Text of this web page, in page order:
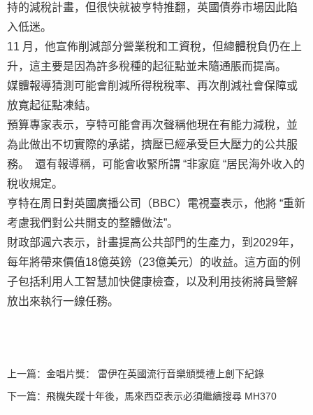
持的減稅計畫，但很快就被亨特推翻，英國債券市場因此陷
入低迷。
11 月，他宣佈削減部分營業稅和工資稅，但總體稅負仍在上
升，這主要是因為許多稅種的起征點並未隨通脹而提高。
媒體報導猜測可能會削減所得稅稅率、再次削減社會保障或
放寬起征點凍結。
預算專家表示，亨特可能會再次聲稱他現在有能力減稅，並
為此做出不切實際的承諾，擠壓已經承受巨大壓力的公共服
務。 還有報導稱，可能會收緊所謂 “非家庭 “居民海外收入的
稅收規定。
亨特在周日對英國廣播公司（BBC）電視臺表示，他將 “重新
考慮我們對公共開支的整體做法”。
財政部週六表示，計畫提高公共部門的生產力，到2029年，
每年將帶來價值18億英鎊（23億美元）的收益。這方面的例
子包括利用人工智慧加快健康檢查，以及利用技術將員警解
放出來執行一線任務。
上一篇： 金唱片獎： 雷伊在英國流行音樂頒獎禮上創下紀錄
下一篇： 飛機失蹤十年後，馬來西亞表示必須繼續搜尋 MH370